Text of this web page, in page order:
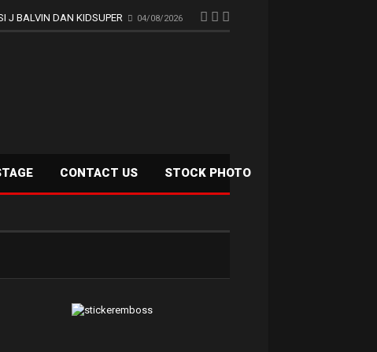
J BALVIN DAN KIDSUPER 04/08/2026
CONTACT US STOCK PHOTO